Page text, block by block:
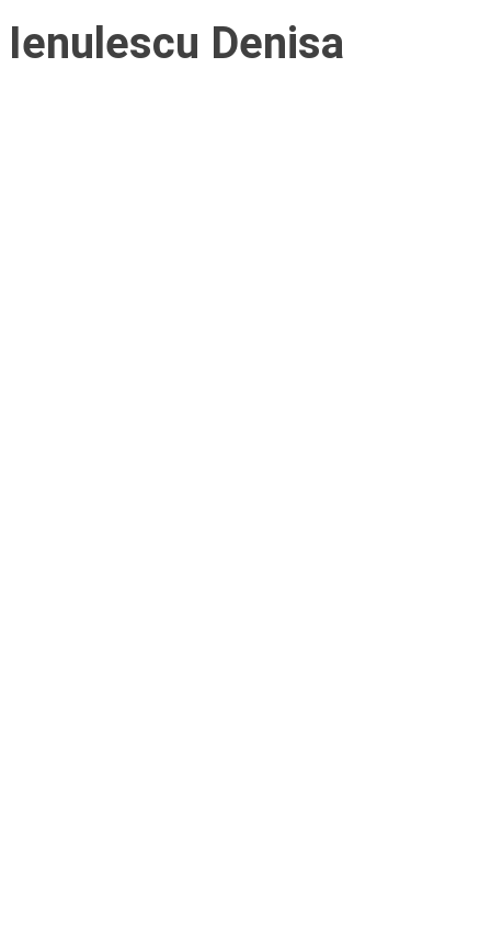
Ienulescu Denisa